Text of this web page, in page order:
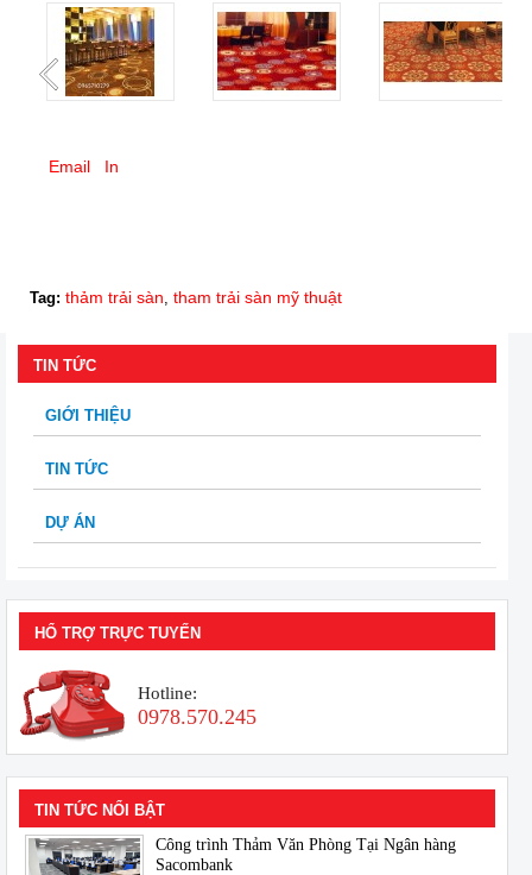
Email In
Tag: thảm trải sàn tham trải sàn mỹ thuật
TIN TỨC
GIỚI THIỆU
TIN TỨC
DỰ ÁN
HỔ TRỢ TRỰC TUYẾN
Hotline:
0978.570.245
TIN TỨC NỔI BẬT
Công trình Thảm Văn Phòng Tại Ngân hàng
Sacombank